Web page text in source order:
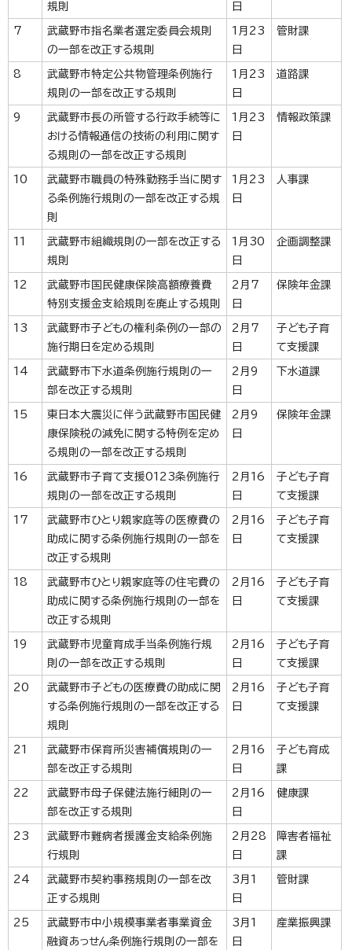
規則
日
7
武蔵野市指名業者選定委員会規則
の一部を改正する規則
1月23
日
管財課
8
武蔵野市特定公共物管理条例施行
規則の一部を改正する規則
1月23
日
道路課
9
武蔵野市長の所管する行政手続等に
おける情報通信の技術の利用に関す
る規則の一部を改正する規則
1月23
日
情報政策課
10
武蔵野市職員の特殊勤務手当に関す
る条例施行規則の一部を改正する規
則
1月23
日
人事課
11
武蔵野市組織規則の一部を改正する
規則
1月30
日
企画調整課
12
武蔵野市国民健康保険高額療養費
特別支援金支給規則を廃止する規則
2月7
日
保険年金課
13
武蔵野市子どもの権利条例の一部の
施行期日を定める規則
2月7
日
子ども子育
て支援課
14
武蔵野市下水道条例施行規則の一
部を改正する規則
2月9
日
下水道課
15
東日本大震災に伴う武蔵野市国民健
康保険税の減免に関する特例を定め
る規則の一部を改正する規則
2月9
日
保険年金課
16
武蔵野市子育て支援0123条例施行
規則の一部を改正する規則
2月16
日
子ども子育
て支援課
17
武蔵野市ひとり親家庭等の医療費の
助成に関する条例施行規則の一部を
改正する規則
2月16
日
子ども子育
て支援課
18
武蔵野市ひとり親家庭等の住宅費の
助成に関する条例施行規則の一部を
改正する規則
2月16
日
子ども子育
て支援課
19
武蔵野市児童育成手当条例施行規
則の一部を改正する規則
2月16
日
子ども子育
て支援課
20
武蔵野市子どもの医療費の助成に関
する条例施行規則の一部を改正する
規則
2月16
日
子ども子育
て支援課
21
武蔵野市保育所災害補償規則の一
部を改正する規則
2月16
日
子ども育成
課
22
武蔵野市母子保健法施行細則の一
部を改正する規則
2月16
日
健康課
23
武蔵野市難病者援護金支給条例施
行規則
2月28
日
障害者福祉
課
24
武蔵野市契約事務規則の一部を改
正する規則
3月1
日
管財課
25
武蔵野市中小規模事業者事業資金
融資あっせん条例施行規則の一部を
3月1
日
産業振興課